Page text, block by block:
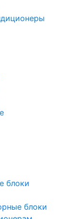
блоки
блоки